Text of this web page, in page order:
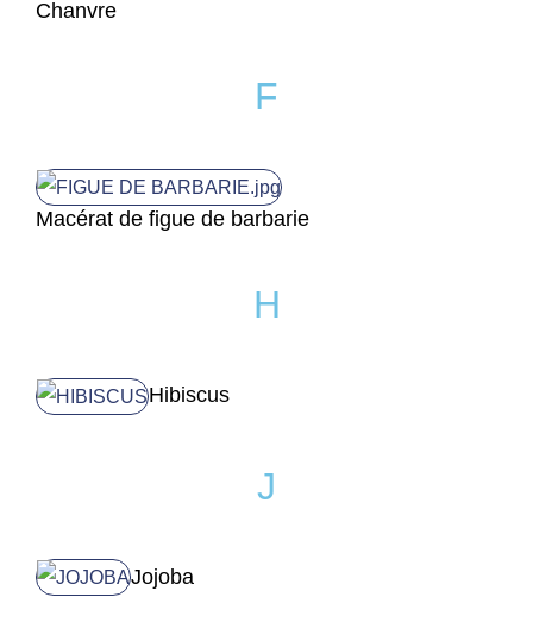
Chanvre
F
Macérat de figue de barbarie
H
Hibiscus
J
Jojoba